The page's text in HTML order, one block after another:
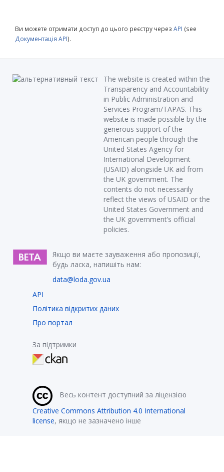
Ви можете отримати доступ до цього реєстру через API (see
Документація API).
The website is created within the
Transparency and Accountability
in Public Administration and
Services Program/TAPAS. This
website is made possible by the
generous support of the
American people through the
United States Agency for
International Development
(USAID) alongside UK aid from
the UK government. The
contents do not necessarily
reflect the views of USAID or the
United States Government and
the UK government’s official
policies.
Якщо ви маєте зауваження або пропозиції,
будь ласка, напишіть нам:
data@loda.gov.ua
API
Політика відкритих даних
Про портал
За підтримки
Весь контент доступний за ліцензією
Creative Commons Attribution 4.0 International
license, якщо не зазначено інше